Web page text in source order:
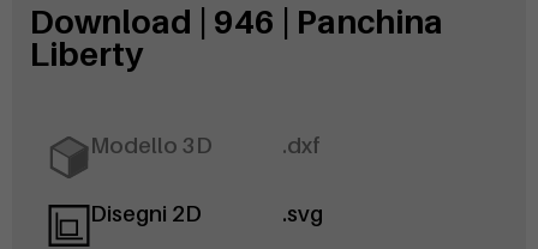
Download | 946 | Panchina
Liberty
Modello 3D .dxf
Disegni 2D .svg